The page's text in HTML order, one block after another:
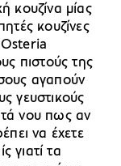
κουζίνα μίας
κουζίνες
πιστούς της
αγαπούν
γευστικούς
νου πως αν
να έχετε
γιατί τα